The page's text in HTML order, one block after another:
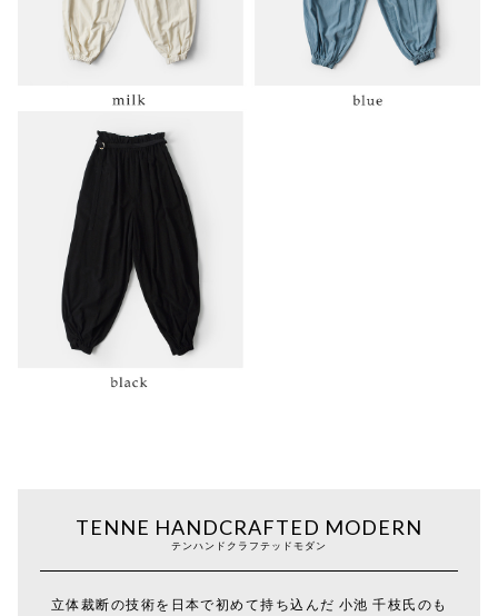
TENNE HANDCRAFTED MODERN
テンハンドクラフテッドモダン
立体裁断の技術を日本で初めて持ち込んだ 小池 千枝氏のも